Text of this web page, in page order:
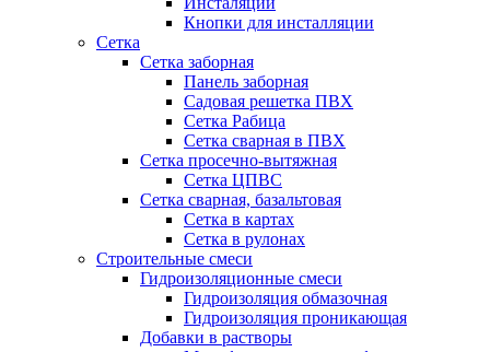
Кнопки для инсталляции
Сетка
Сетка заборная
Панель заборная
Садовая решетка ПВХ
Сетка Рабица
Сетка сварная в ПВХ
Сетка просечно-вытяжная
Сетка ЦПВС
Сетка сварная, базальтовая
Сетка в картах
Сетка в рулонах
Строительные смеси
Гидроизоляционные смеси
Гидроизоляция обмазочная
Гидроизоляция проникающая
Добавки в растворы